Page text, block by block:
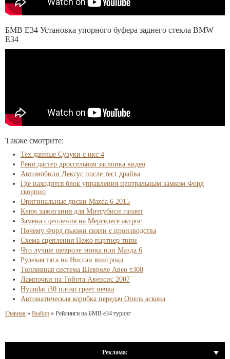
БМВ Е34 Установка упорного буфера заднего стекла BMW
E34
Также смотрите:
Тех данные Сузуки с икс 4
Рено дастер дроссельная заслонка видео
Автомобили Лексус после тест драйва
Где находится блок управления центральным замком Форд
скорпио
Оригинальные диски Mazda 6 2015
Ключ зажигания для Митсубиси галант
Замена сцепления на Мерседесе актрос
Почему Форд фьюжн сняли с производства
Схема сцепления Пежо партнер типи
Что лучше шевроле эпика или Мазда 6
Рулевая тяга на Ниссан вингроад
Топливная система Шевроле Авео т300
Лампочки на Тойота Авенсис 2007
Hyundai i30 плохо греет печка
Автоматическая коробка передач Опель аскона
Главная » Выбор » Рейлинги на БМВ е34 туринг
Реклама: